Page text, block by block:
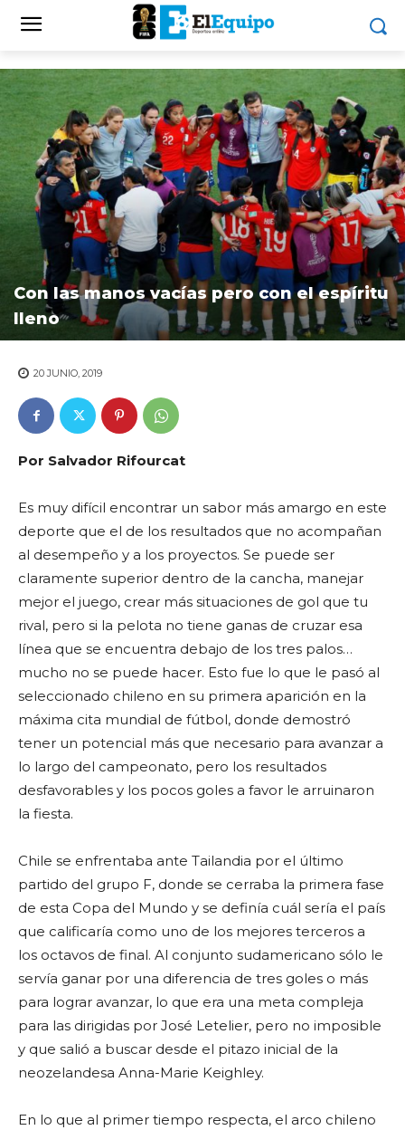
Con las manos vacías pero con el espíritu
lleno
20 JUNIO, 2019
Por Salvador Rifourcat
Es muy difícil encontrar un sabor más amargo en este
deporte que el de los resultados que no acompañan
al desempeño y a los proyectos. Se puede ser
claramente superior dentro de la cancha, manejar
mejor el juego, crear más situaciones de gol que tu
rival, pero si la pelota no tiene ganas de cruzar esa
línea que se encuentra debajo de los tres palos…
mucho no se puede hacer. Esto fue lo que le pasó al
seleccionado chileno en su primera aparición en la
máxima cita mundial de fútbol, donde demostró
tener un potencial más que necesario para avanzar a
lo largo del campeonato, pero los resultados
desfavorables y los pocos goles a favor le arruinaron
la fiesta.
Chile se enfrentaba ante Tailandia por el último
partido del grupo F, donde se cerraba la primera fase
de esta Copa del Mundo y se definía cuál sería el país
que calificaría como uno de los mejores terceros a
los octavos de final. Al conjunto sudamericano sólo le
servía ganar por una diferencia de tres goles o más
para lograr avanzar, lo que era una meta compleja
para las dirigidas por José Letelier, pero no imposible
y que salió a buscar desde el pitazo inicial de la
neozelandesa Anna-Marie Keighley.
En lo que al primer tiempo respecta, el arco chileno